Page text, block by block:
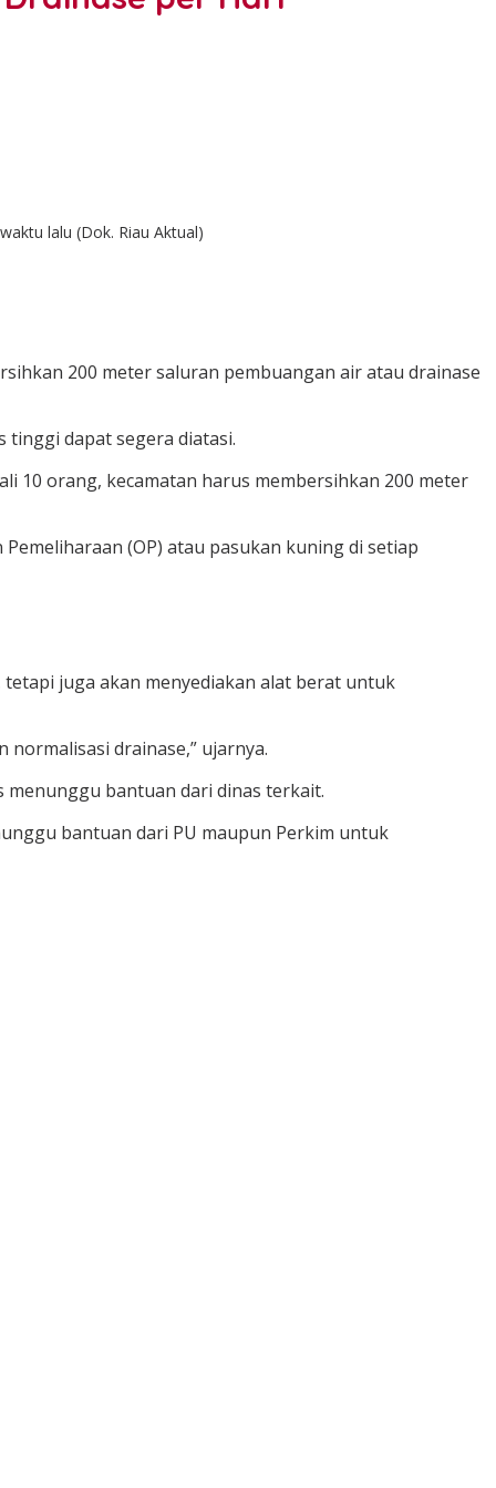
lalu (Dok. Riau Aktual)
200 meter saluran pembuangan air atau drainase
tinggi dapat segera diatasi.
10 orang, kecamatan harus membersihkan 200 meter
(OP) atau pasukan kuning di setiap
juga akan menyediakan alat berat untuk
drainase,” ujarnya.
bantuan dari dinas terkait.
bantuan dari PU maupun Perkim untuk